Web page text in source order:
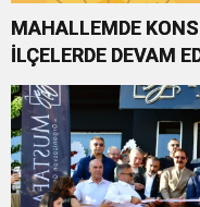
MAHALLEMDE
İLÇELERDE DEVAM